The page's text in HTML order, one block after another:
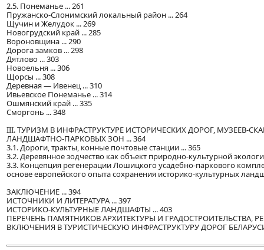
2.5. Понеманье ... 261
Пружанско-Слонимский локальный район ... 264
Щучин и Желудок ... 269
Новогрудский край ... 285
Вороновщина ... 290
Дорога замков ... 298
Дятлово ... 303
Новоельня ... 306
Щорсы ... 308
Деревная — Ивенец ... 310
Ивьевское Понеманье ... 314
Ошмянский край ... 335
Сморгонь ... 348
III. ТУРИЗМ В ИНФРАСТРУКТУРЕ ИСТОРИЧЕСКИХ ДОРОГ, МУЗЕЕВ-
ЛАНДШАФТНО-ПАРКОВЫХ ЗОН ... 364
3.1. Дороги, тракты, конные почтовые станции ... 365
3.2. Деревянное зодчество как объект природно-культурной
3.3. Концепция регенерации Лошицкого усадебно-паркового
основе европейского опыта сохранения историко-культурных
ЗАКЛЮЧЕНИЕ ... 394
ИСТОЧНИКИ И ЛИТЕРАТУРА ... 397
ИСТОРИКО-КУЛЬТУРНЫЕ ЛАНДШАФТЫ ... 403
ПЕРЕЧЕНЬ ПАМЯТНИКОВ АРХИТЕКТУРЫ И ГРАДОСТРОИТЕЛЬСТВА,
ВКЛЮЧЕНИЯ В ТУРИСТИЧЕСКУЮ ИНФРАСТРУКТУРУ ДОРОГ